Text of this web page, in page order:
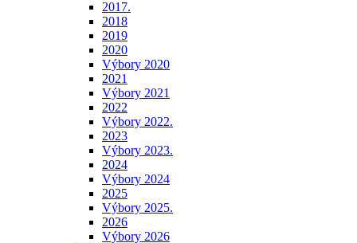
2017.
2018
2019
2020
Výbory 2020
2021
Výbory 2021
2022
Výbory 2022.
2023
Výbory 2023.
2024
Výbory 2024
2025
Výbory 2025.
2026
Výbory 2026